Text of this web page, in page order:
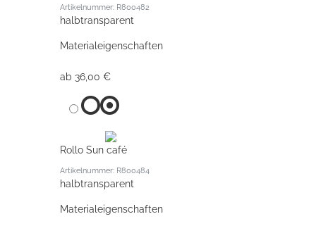
Artikelnummer: R800482
halbtransparent
Materialeigenschaften
ab 36,00 €
Rollo Sun café
Artikelnummer: R800484
halbtransparent
Materialeigenschaften